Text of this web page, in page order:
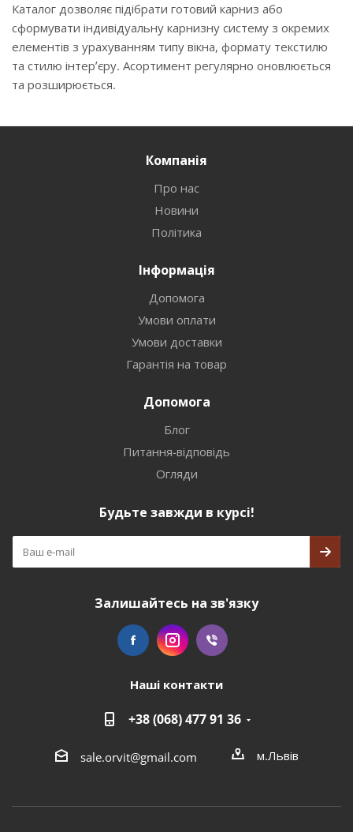
Каталог дозволяє підібрати готовий карниз або
сформувати індивідуальну карнизну систему з окремих
елементів з урахуванням типу вікна, формату текстилю
та стилю інтер’єру. Асортимент регулярно оновлюється
та розширюється.
Компанія
Про нас
Новини
Політика
Інформація
Допомога
Умови оплати
Умови доставки
Гарантія на товар
Допомога
Блог
Питання-відповідь
Огляди
Будьте завжди в курсі!
Залишайтесь на зв'язку
Наші контакти
+38 (068) 477 91 36
sale.orvit@gmail.com м.Львів